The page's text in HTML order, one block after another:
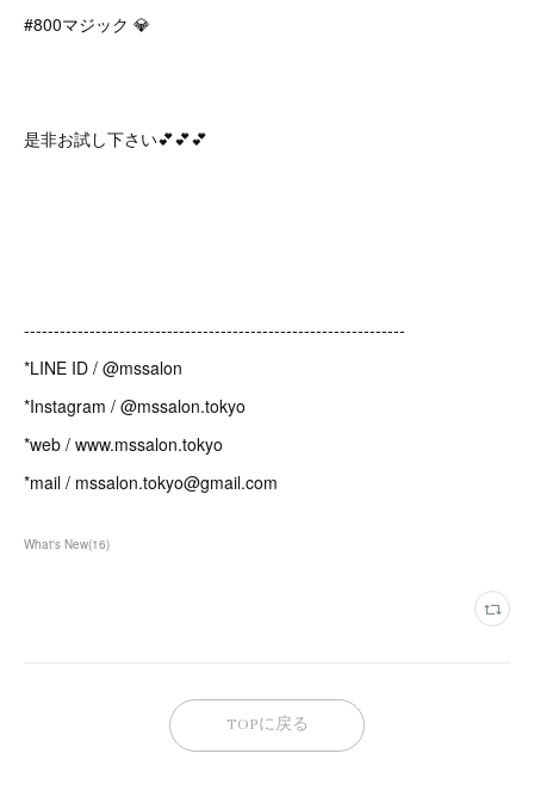
#800マジック 💎
是非お試し下さい💕💕💕
⁡----------------------------------------------------------------
*LINE ID / @mssalon
*Instagram / @mssalon.tokyo
*web / www.mssalon.tokyo
*mail / mssalon.tokyo@gmail.com
What's New(16)
TOPに戻る